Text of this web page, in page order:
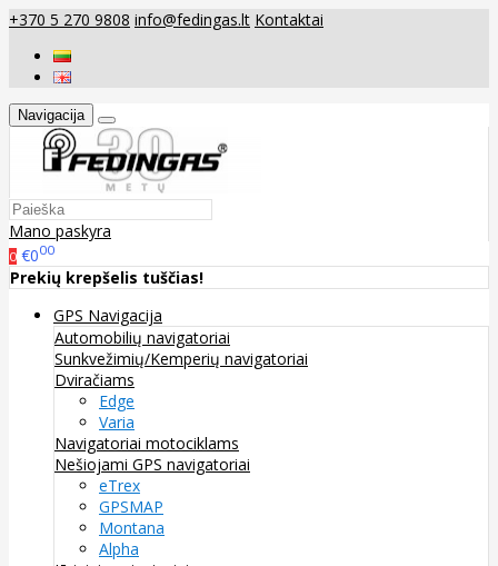
+370 5 270 9808 info@fedingas.lt Kontaktai
Navigacija
Mano paskyra
0 €000
Prekių krepšelis tuščias!
GPS Navigacija
Automobilių navigatoriai
Sunkvežimių/Kemperių navigatoriai
Dviračiams
Edge
Varia
Navigatoriai motociklams
Nešiojami GPS navigatoriai
eTrex
GPSMAP
Montana
Alpha